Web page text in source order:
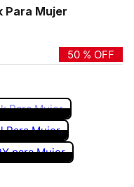
Para Mujer
50 % OFF